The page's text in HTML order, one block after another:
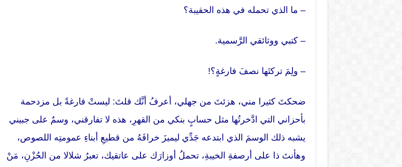
– ما الذي تحمله في هذه الحقيبة؟
– كتبي ووثائقي الرَّسمية.
– ولِمَ تركتَها نصفَ فارغةٍ؟!
ضحكتَ كثيرا مني، هزئتَ من جهلي، أعرفُ أنَّك قلتَ: ليستْ فارغةً بل مزدحمة
بأحزاني التي ادَّخرتُها مثل حسابٍ بنكي من القهرِ، هذه لا تفارقني، وسمٌ على جبيني
يشبه ذلك الوسمَ الذي ابتدعه جَدِّي ليميزَ خرافَهُ من قطيعِ أبناءِ عمومتِه اللصوص،
وهأنتَ ذا على أرصفةِ الخيبةِ، تحملُ أوزارَك على عاتقيك، تعبرُ شلالا من الحُزْنِ، مَنْ